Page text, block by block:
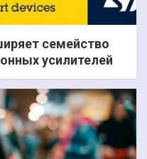
семейство
усилителей